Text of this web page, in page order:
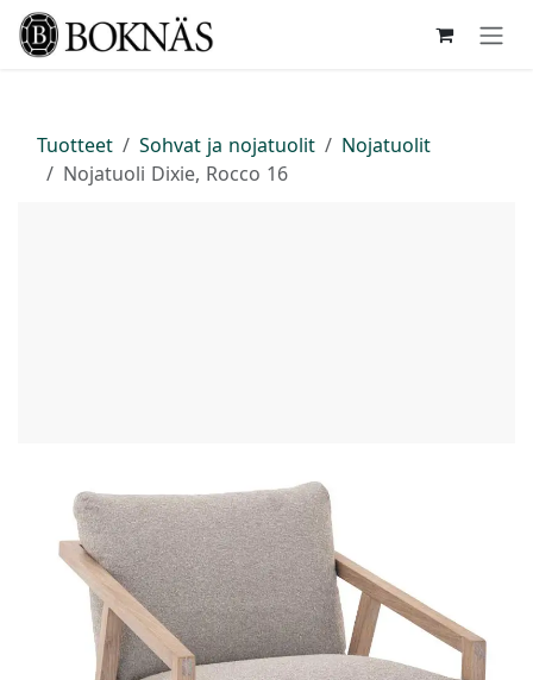
Siirry sisältöön
Tuotteet Sohvat ja nojatuolit
Nojatuolit
Nojatuoli Dixie, Rocco 16